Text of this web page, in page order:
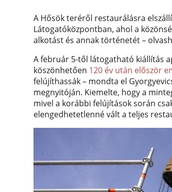
A Hősök teréről restaurálásra
Látogatóközpontban, ahol a
alkotást és annak történetét –
A február 5-től látogatható kiállítás
köszönhetően 120 év után először
felújíthassák – mondta el
megnyitóján. Kiemelte, hogy a
mivel a korábbi felújítások során
elengedhetetlenné vált a teljes